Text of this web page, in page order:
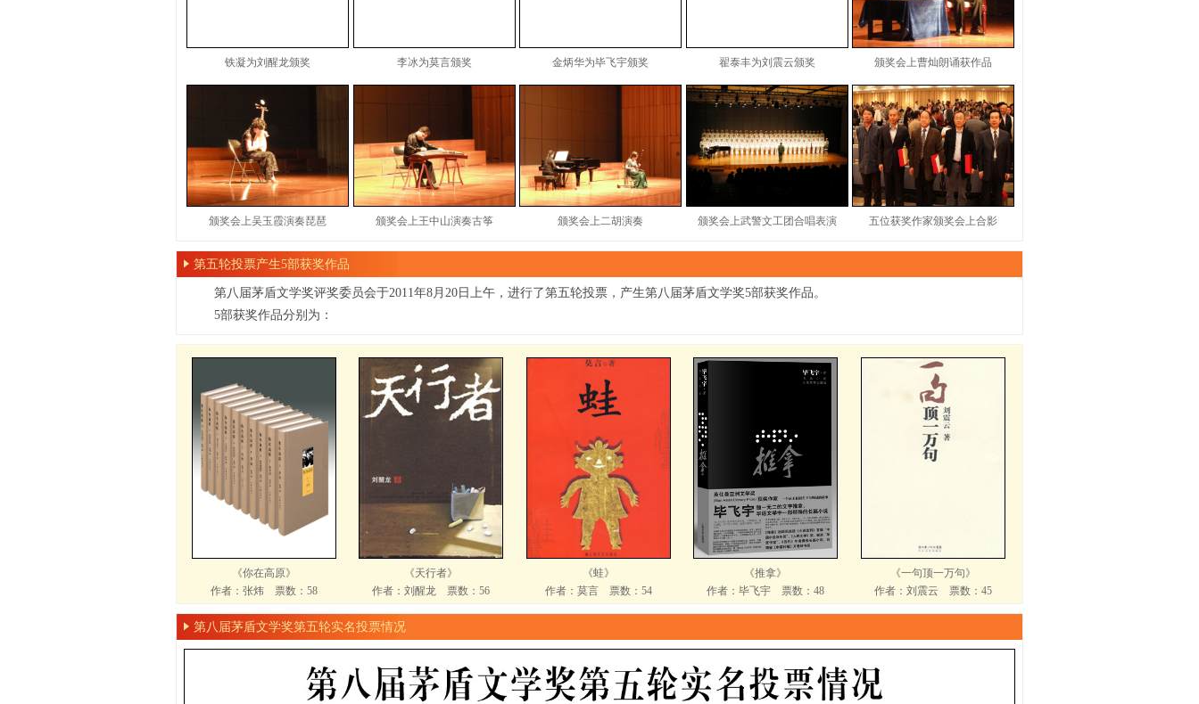
铁凝为刘醒龙颁奖 李冰为莫言颁奖 金炳华为毕飞宇颁奖 翟泰丰为刘震云颁奖 颁奖会上曹灿朗诵获作品
颁奖会上吴玉霞演奏琵琶 颁奖会上王中山演奏古筝 颁奖会上二胡演奏 颁奖会上武警文工团合唱表演 五位获奖作家颁奖会上合影
第五轮投票产生5部获奖作品
第八届茅盾文学奖评奖委员会于2011年8月20日上午，进行了第五轮投票，产生第八届茅盾文学奖5部获奖作品。
5部获奖作品分别为：
《你在高原》
作者：张炜 票数：58
《天行者》
作者：刘醒龙 票数：56
《蛙》
作者：莫言 票数：54
《推拿》
作者：毕飞宇 票数：48
《一句顶一万句》
作者：刘震云 票数：45
第八届茅盾文学奖第五轮实名投票情况